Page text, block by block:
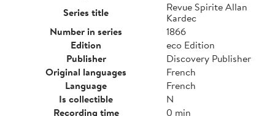
Series title
Revue Spirite Allan
Kardec
Number in series
1866
Edition
eco Edition
Publisher
Discovery Publisher
Original languages
French
Language
French
Is collectible
N
Recording time
0 min